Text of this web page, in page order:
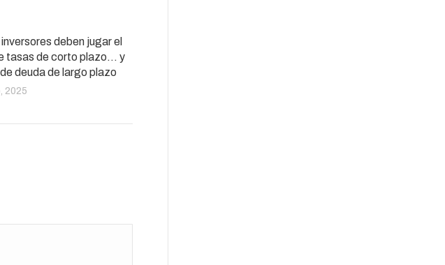
deben jugar el
tasas de corto plazo… y
deuda de largo plazo
2025